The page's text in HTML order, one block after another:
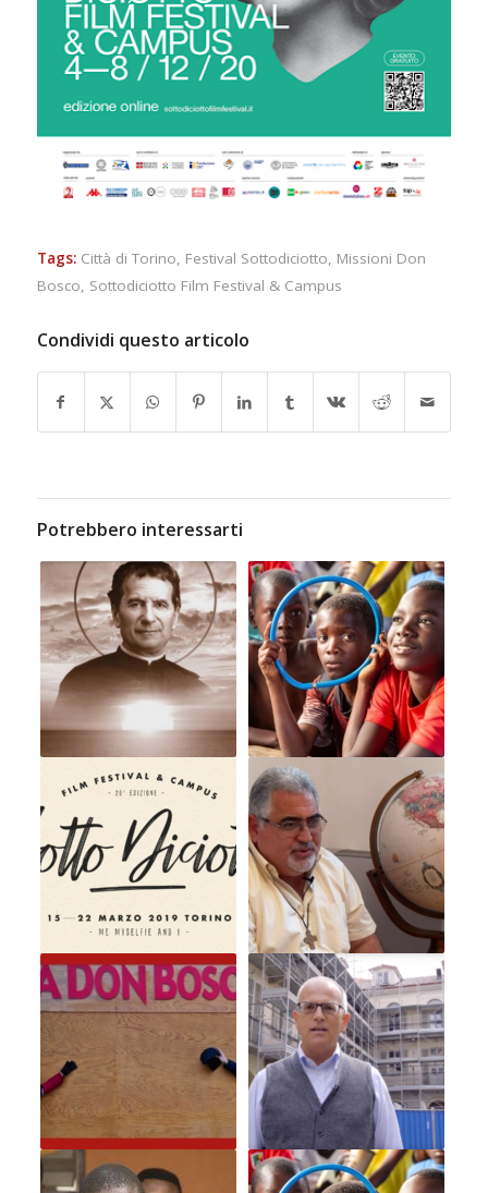
Tags: Città di Torino, Festival Sottodiciotto, Missioni Don
Bosco, Sottodiciotto Film Festival & Campus
Condividi questo articolo
Potrebbero interessarti